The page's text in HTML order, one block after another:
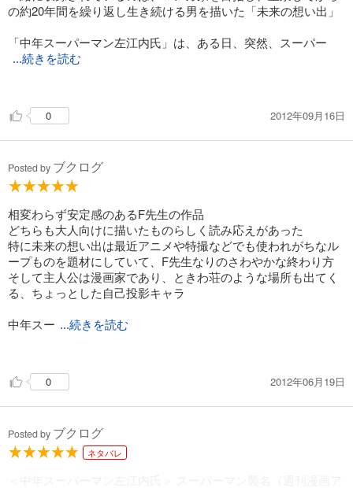
の約20年間を繰り返し生き続ける男を描いた「未来の想い出」
「中年スーパーマン左江内氏」は、ある日、突然、スーパー
...続きを読む
が、この作品でスーパーマンになったのは、年下の上司がいる
中年の万年係長。
たす人物であったため。
その条件とは
２．力を持っても大それた悪事のできぬ小心さ
３．ちょっと見、パッとしない目立たなさ
この条件は代々のスーパーマンが後継者を選ぶ際の条件として
言い含められているらしい。
る。
「（スーパーマンとしての仕事は、会社の仕事との兼ね合い
で）テキトーにやればいい」
「スーパーマン一人がいくら頑張っても、この世の悪は根絶で
カバーできる範囲はタカがしれているので、昼休みとかトイレ
のついでにちょこちょことやればいい」
0 2012年09月16日
Posted by ブクログ
相変わらず安定感のあるF先生の作品
どちらも大人向けに描いたものらしく読み応えがあった
特に未来の想い出は最近アニメや特撮などでも使われがちなル
ープものを題材にしていて、F先生なりのさわやかな終わり方
そして主人公は漫画家であり、ときわ荘のような場所も出てく
る、ちょっとした自己投影キャラ
中年スー ...続きを読む
ンになったらどうなるかというギャグ漫画
哀愁漂う話がありつつ、ハッキリとしたオチが付かないのが面
所々にあるF先生なりの哲学が垣間見えるのもいい
「百人いたら百人の正義がある」などさらりと名言が盛り込ま
0 2012年06月19日
Posted by ブクログ
ネタバレ